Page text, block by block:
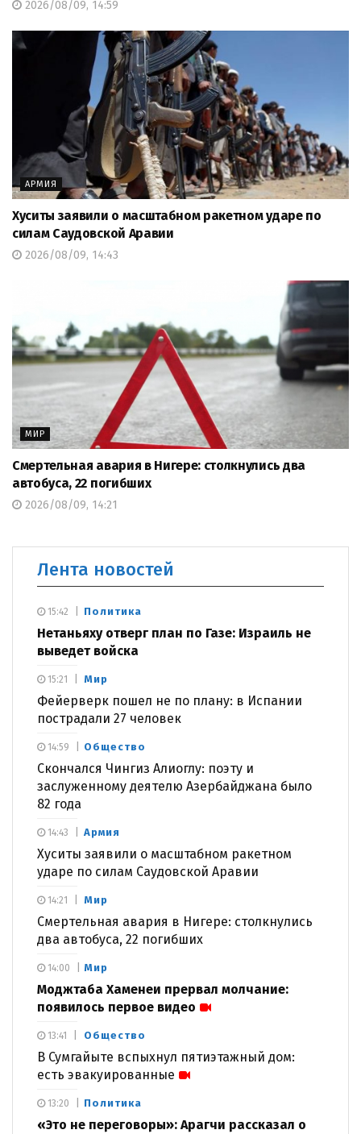
2026/08/09, 14:59
АРМИЯ
Хуситы заявили о масштабном ракетном ударе по
силам Саудовской Аравии
2026/08/09, 14:43
МИР
Смертельная авария в Нигере: столкнулись два
автобуса, 22 погибших
2026/08/09, 14:21
Лента новостей
Политика
Нетаньяху отверг план по Газе: Израиль не
выведет войска
15:42
Мир
Фейерверк пошел не по плану: в Испании
пострадали 27 человек
15:21
Общество
Скончался Чингиз Алиоглу: поэту и
заслуженному деятелю Азербайджана было
82 года
14:59
Армия
Хуситы заявили о масштабном ракетном
ударе по силам Саудовской Аравии
14:43
Мир
Смертельная авария в Нигере: столкнулись
два автобуса, 22 погибших
14:21
Мир
Моджтаба Хаменеи прервал молчание:
появилось первое видео
14:00
Общество
В Сумгайыте вспыхнул пятиэтажный дом:
есть эвакуированные
13:41
Политика
«Это не переговоры»: Арагчи рассказал о
13:20